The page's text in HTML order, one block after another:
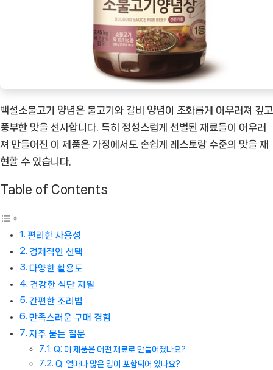
백설소불고기 양념은 불고기와 갈비 양념이 조화롭게 어우러져 깊고
풍부한 맛을 선사합니다. 특히 정성스럽게 선별된 재료들이 어우러
져 만들어진 이 제품은 가정에서도 손쉽게 레스토랑 수준의 맛을 재
현할 수 있습니다.
Table of Contents
편리한 사용성
경제적인 선택
다양한 활용도
건강한 식단 지원
간편한 조리법
만족스러운 구매 경험
자주 묻는 질문
Q: 이 제품은 어떤 재료로 만들어졌나요?
Q: 얼마나 많은 양이 포함되어 있나요?